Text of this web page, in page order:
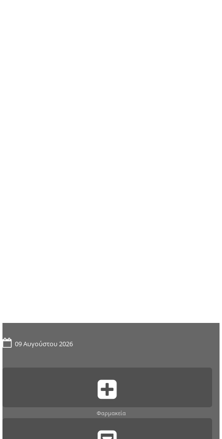
09 Αυγούστου 2026
Φαρμακεία